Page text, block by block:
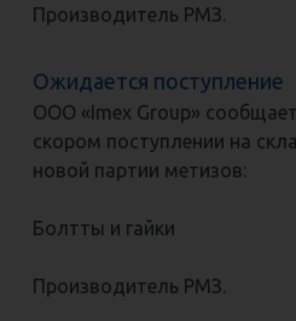
Производитель РМЗ.
Ожидается поступление
ООО «Imex Group»
скором поступлении на
новой партии метизов:
Болтты и гайки
Производитель РМЗ.